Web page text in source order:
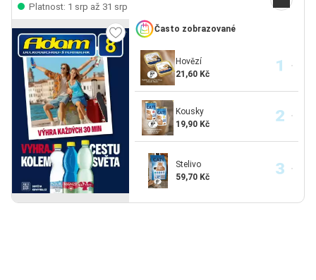
Platnost: 1 srp až 31 srp
Často zobrazované
Hovězí
21,60 Kč
Kousky
19,90 Kč
Stelivo
59,70 Kč